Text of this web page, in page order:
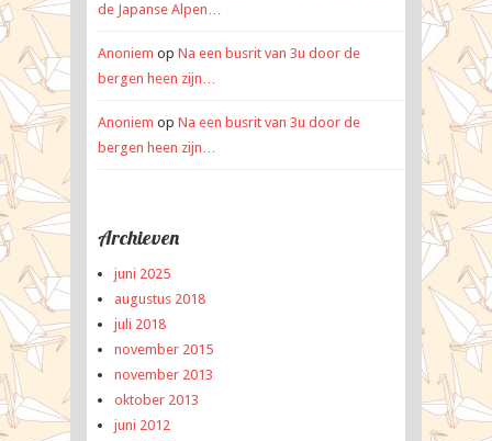
de Japanse Alpen…
Anoniem op Na een busrit van 3u door de
bergen heen zijn…
Anoniem op Na een busrit van 3u door de
bergen heen zijn…
Archieven
juni 2025
augustus 2018
juli 2018
november 2015
november 2013
oktober 2013
juni 2012